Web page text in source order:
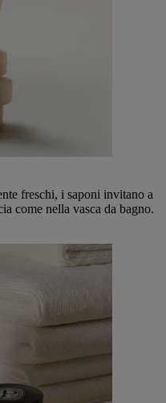
freschi, i saponi invitano a
come nella vasca da bagno.